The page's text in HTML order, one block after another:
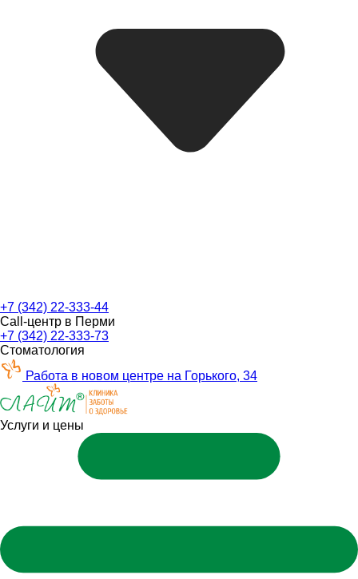
+7 (342) 22-333-44
Call-центр в Перми
+7 (342) 22-333-73
Стоматология
Работа в новом центре на Горького, 34
Услуги и цены